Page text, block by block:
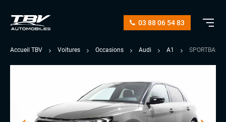
03 88 06 54 83
Accueil TBV Voitures Occasions Audi A1 SPORTBACK